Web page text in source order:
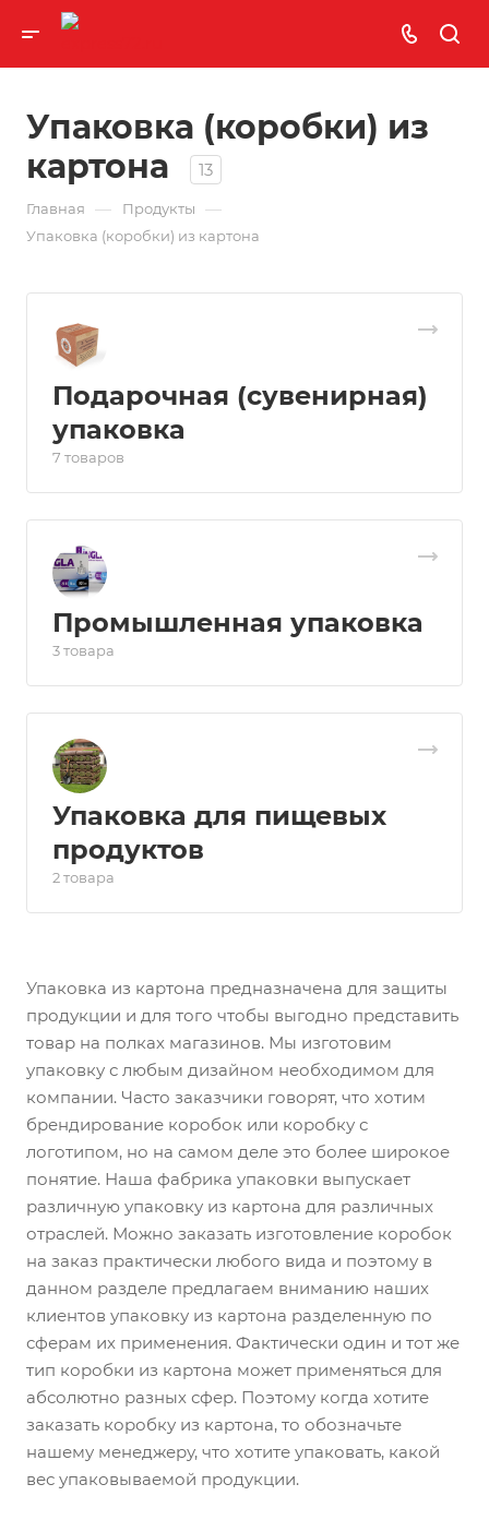
Упаковка (коробки) из
картона
13
Главная — Продукты —
Упаковка (коробки) из картона
Подарочная (сувенирная)
упаковка
7 товаров
Промышленная упаковка
3 товара
Упаковка для пищевых
продуктов
2 товара
Упаковка из картона предназначена для защиты
продукции и для того чтобы выгодно представить
товар на полках магазинов. Мы изготовим
упаковку с любым дизайном необходимом для
компании. Часто заказчики говорят, что хотим
брендирование коробок или коробку с
логотипом, но на самом деле это более широкое
понятие. Наша фабрика упаковки выпускает
различную упаковку из картона для различных
отраслей. Можно заказать изготовление коробок
на заказ практически любого вида и поэтому в
данном разделе предлагаем вниманию наших
клиентов упаковку из картона разделенную по
сферам их применения. Фактически один и тот же
тип коробки из картона может применяться для
абсолютно разных сфер. Поэтому когда хотите
заказать коробку из картона, то обозначьте
нашему менеджеру, что хотите упаковать, какой
вес упаковываемой продукции.